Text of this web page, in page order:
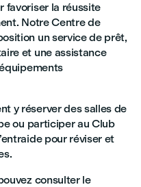
favoriser la réussite
Notre Centre de
un service de prêt,
et une assistance
y réserver des salles de
ou participer au Club
pour réviser et
consulter le